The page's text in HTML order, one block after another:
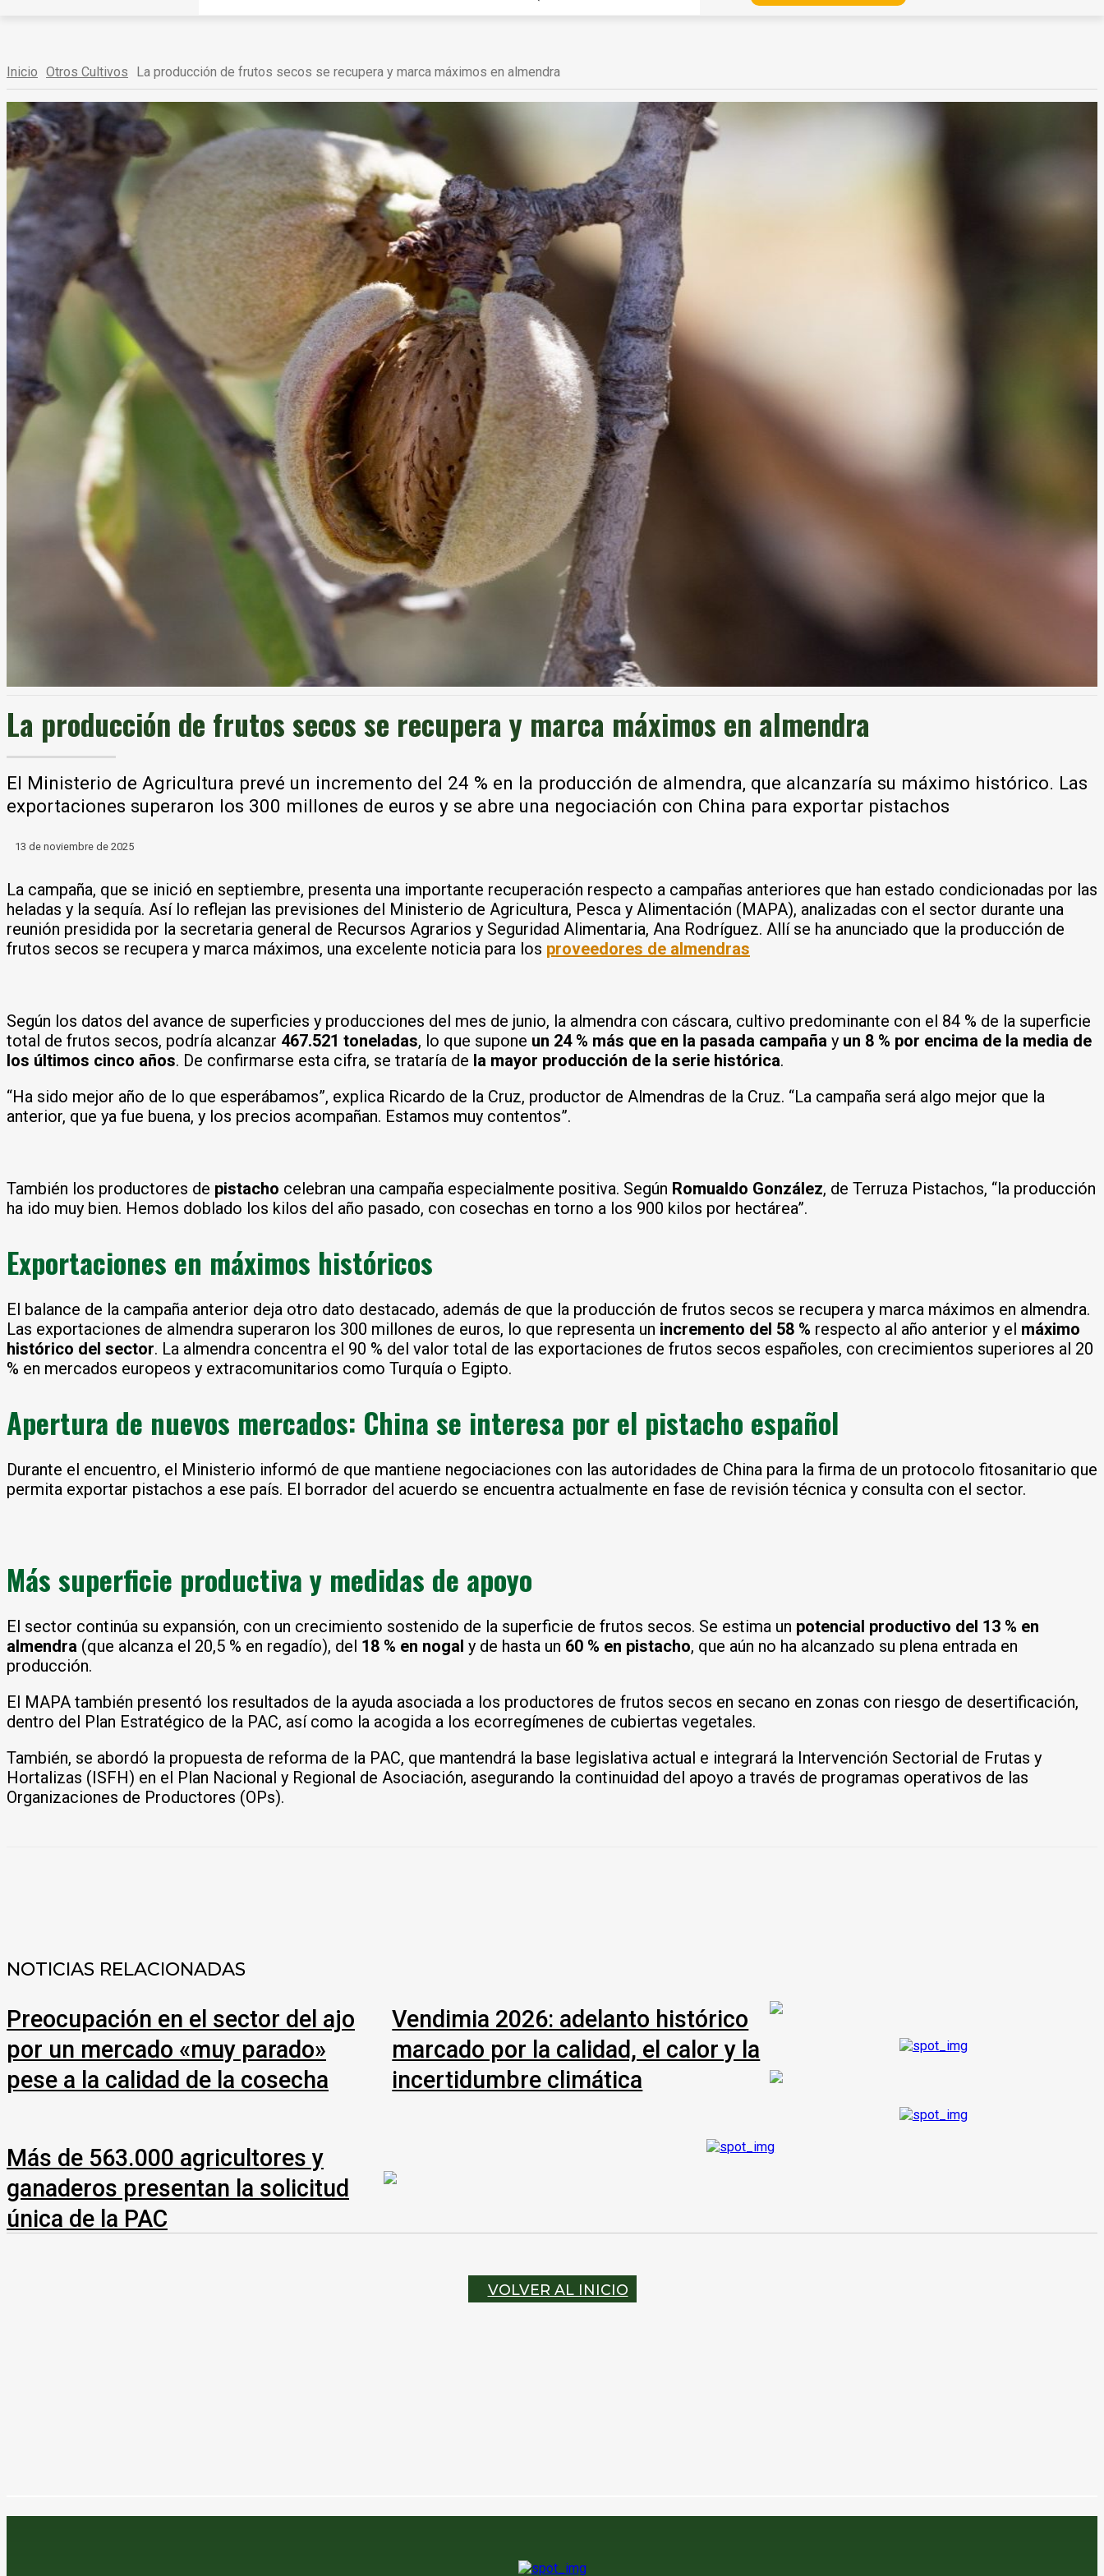
Inicio Otros Cultivos La producción de frutos secos se recupera y marca máximos en almendra
La producción de frutos secos se recupera y marca máximos en almendra
El Ministerio de Agricultura prevé un incremento del 24 % en la producción de almendra, que alcanzaría su máximo histórico. Las
exportaciones superaron los 300 millones de euros y se abre una negociación con China para exportar pistachos
13 de noviembre de 2025
La campaña, que se inició en septiembre, presenta una importante recuperación respecto a campañas anteriores que han estado condicionadas por las
heladas y la sequía. Así lo reflejan las previsiones del Ministerio de Agricultura, Pesca y Alimentación (MAPA), analizadas con el sector durante una
reunión presidida por la secretaria general de Recursos Agrarios y Seguridad Alimentaria, Ana Rodríguez. Allí se ha anunciado que la producción de
frutos secos se recupera y marca máximos, una excelente noticia para los proveedores de almendras
Según los datos del avance de superficies y producciones del mes de junio, la almendra con cáscara, cultivo predominante con el 84 % de la superficie
total de frutos secos, podría alcanzar 467.521 toneladas, lo que supone un 24 % más que en la pasada campaña y un 8 % por encima de la media de
los últimos cinco años. De confirmarse esta cifra, se trataría de la mayor producción de la serie histórica.
“Ha sido mejor año de lo que esperábamos”, explica Ricardo de la Cruz, productor de Almendras de la Cruz. “La campaña será algo mejor que la
anterior, que ya fue buena, y los precios acompañan. Estamos muy contentos”.
También los productores de pistacho celebran una campaña especialmente positiva. Según Romualdo González, de Terruza Pistachos, “la producción
ha ido muy bien. Hemos doblado los kilos del año pasado, con cosechas en torno a los 900 kilos por hectárea”.
Exportaciones en máximos históricos
El balance de la campaña anterior deja otro dato destacado, además de que la producción de frutos secos se recupera y marca máximos en almendra.
Las exportaciones de almendra superaron los 300 millones de euros, lo que representa un incremento del 58 % respecto al año anterior y el máximo
histórico del sector. La almendra concentra el 90 % del valor total de las exportaciones de frutos secos españoles, con crecimientos superiores al 20
% en mercados europeos y extracomunitarios como Turquía o Egipto.
Apertura de nuevos mercados: China se interesa por el pistacho español
Durante el encuentro, el Ministerio informó de que mantiene negociaciones con las autoridades de China para la firma de un protocolo fitosanitario que
permita exportar pistachos a ese país. El borrador del acuerdo se encuentra actualmente en fase de revisión técnica y consulta con el sector.
Más superficie productiva y medidas de apoyo
El sector continúa su expansión, con un crecimiento sostenido de la superficie de frutos secos. Se estima un potencial productivo del 13 % en
almendra (que alcanza el 20,5 % en regadío), del 18 % en nogal y de hasta un 60 % en pistacho, que aún no ha alcanzado su plena entrada en
producción.
El MAPA también presentó los resultados de la ayuda asociada a los productores de frutos secos en secano en zonas con riesgo de desertificación,
dentro del Plan Estratégico de la PAC, así como la acogida a los ecorregímenes de cubiertas vegetales.
También, se abordó la propuesta de reforma de la PAC, que mantendrá la base legislativa actual e integrará la Intervención Sectorial de Frutas y
Hortalizas (ISFH) en el Plan Nacional y Regional de Asociación, asegurando la continuidad del apoyo a través de programas operativos de las
Organizaciones de Productores (OPs).
NOTICIAS RELACIONADAS
Preocupación en el sector del ajo
por un mercado «muy parado»
pese a la calidad de la cosecha
Vendimia 2026: adelanto histórico
marcado por la calidad, el calor y la
incertidumbre climática
Más de 563.000 agricultores y
ganaderos presentan la solicitud
única de la PAC
VOLVER AL INICIO